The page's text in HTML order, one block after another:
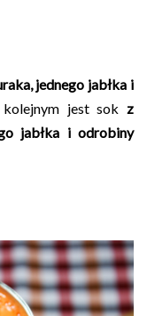
jednego jabłka i
jest sok z
jabłka i odrobiny